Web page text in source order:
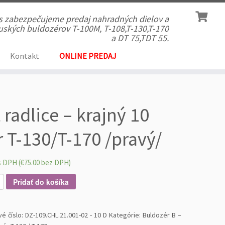
zabezpečujeme predaj nahradných dielov a
buldozérov T-100M, T-108,T-130,T-170
a DT 75,TDT 55.
Kontakt ONLINE PREDAJ
– krajný 10
T-130/T-170 /pravý/
DPH (€75.00bez DPH)
Pridať do košíka
číslo:DZ-109.CHL.21.001-02 - 10 D Kategórie:Buldozér B –